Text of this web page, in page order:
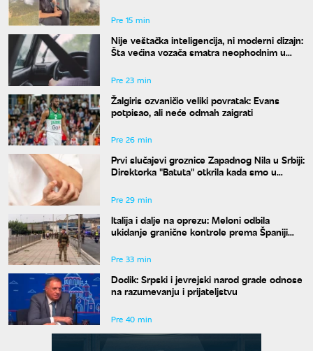
Pre 15 min
Nije veštačka inteligencija, ni moderni dizajn:
Šta većina vozača smatra neophodnim u
Pre 23 min
Žalgiris ozvaničio veliki povratak: Evans
potpisao, ali neće odmah zaigrati
Pre 26 min
Prvi slučajevi groznice Zapadnog Nila u Srbiji:
Direktorka "Batuta" otkrila kada smo u
Pre 29 min
Italija i dalje na oprezu: Meloni odbila
ukidanje granične kontrole prema Španiji
Pre 33 min
Dodik: Srpski i jevrejski narod grade odnose
na razumevanju i prijateljstvu
Pre 40 min